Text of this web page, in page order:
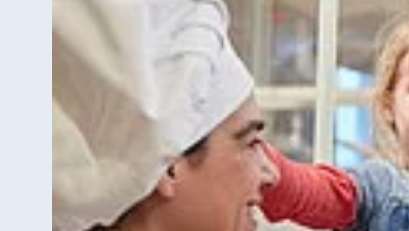
Antonine Hotel & Spa Malta
Mauritius
Resort & Spa Mauritius